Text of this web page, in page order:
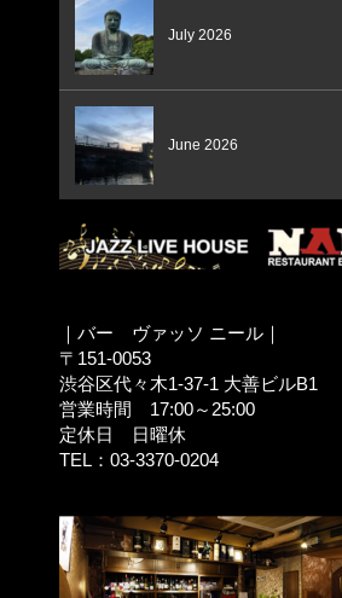
July 2026
June 2026
｜バー ヴァッソ ニール｜
〒151-0053
渋谷区代々木1-37-1 大善ビルB1
営業時間 17:00～25:00
定休日 日曜休
TEL：03-3370-0204